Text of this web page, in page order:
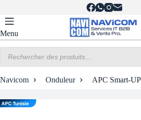
contenu
Menu
produits
Navicom Onduleur APC Smart-